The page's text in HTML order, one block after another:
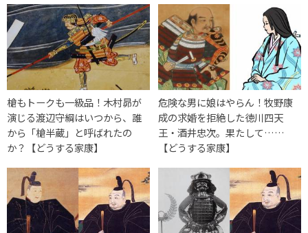
槍もトークも一級品！木村昴が
演じる渡辺守綱はいつから、誰
から「槍半蔵」と呼ばれたの
か？【どうする家康】
危険な男に娘はやらん！牧野康
成の求婚を拒絶した徳川四天
王・酒井忠次。果たして……
【どうする家康】